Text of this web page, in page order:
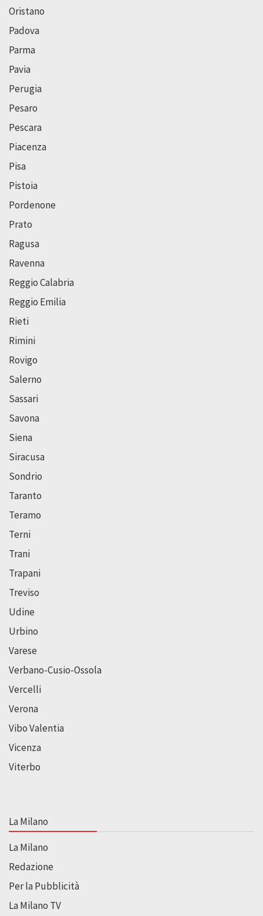
Oristano
Padova
Parma
Pavia
Perugia
Pesaro
Pescara
Piacenza
Pisa
Pistoia
Pordenone
Prato
Ragusa
Ravenna
Reggio Calabria
Reggio Emilia
Rieti
Rimini
Rovigo
Salerno
Sassari
Savona
Siena
Siracusa
Sondrio
Taranto
Teramo
Terni
Trani
Trapani
Treviso
Udine
Urbino
Varese
Verbano-Cusio-Ossola
Vercelli
Verona
Vibo Valentia
Vicenza
Viterbo
La Milano
La Milano
Redazione
Per la Pubblicità
La Milano TV